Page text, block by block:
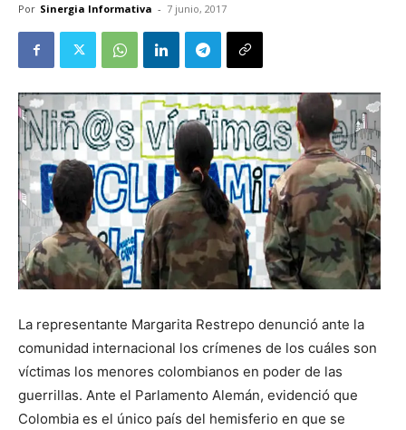
Por Sinergia Informativa - 7 junio, 2017
La representante Margarita Restrepo denunció ante la
comunidad internacional los crímenes de los cuáles son
víctimas los menores colombianos en poder de las
guerrillas. Ante el Parlamento Alemán, evidenció que
Colombia es el único país del hemisferio en que se